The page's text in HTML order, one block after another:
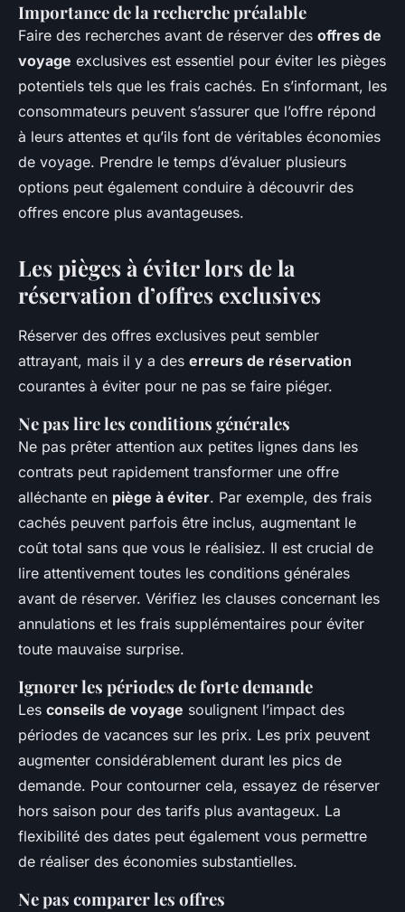
Importance de la recherche préalable
Faire des recherches avant de réserver des offres de
voyage exclusives est essentiel pour éviter les pièges
potentiels tels que les frais cachés. En s’informant, les
consommateurs peuvent s’assurer que l’offre répond
à leurs attentes et qu’ils font de véritables économies
de voyage. Prendre le temps d’évaluer plusieurs
options peut également conduire à découvrir des
offres encore plus avantageuses.
Les pièges à éviter lors de la
réservation d’offres exclusives
Réserver des offres exclusives peut sembler
attrayant, mais il y a des erreurs de réservation
courantes à éviter pour ne pas se faire piéger.
Ne pas lire les conditions générales
Ne pas prêter attention aux petites lignes dans les
contrats peut rapidement transformer une offre
alléchante en piège à éviter. Par exemple, des frais
cachés peuvent parfois être inclus, augmentant le
coût total sans que vous le réalisiez. Il est crucial de
lire attentivement toutes les conditions générales
avant de réserver. Vérifiez les clauses concernant les
annulations et les frais supplémentaires pour éviter
toute mauvaise surprise.
Ignorer les périodes de forte demande
Les conseils de voyage soulignent l’impact des
périodes de vacances sur les prix. Les prix peuvent
augmenter considérablement durant les pics de
demande. Pour contourner cela, essayez de réserver
hors saison pour des tarifs plus avantageux. La
flexibilité des dates peut également vous permettre
de réaliser des économies substantielles.
Ne pas comparer les offres